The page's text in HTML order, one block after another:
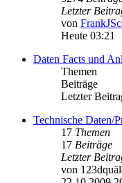
Letzter
von
Heute 03:21
Daten Facts und
Themen
Beiträge
Letzter
Technische Daten/
17 Themen
17 Beiträge
Letzter
von